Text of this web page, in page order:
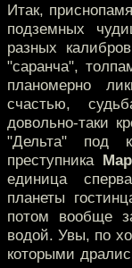
Итак,
подземных
разных
"саранча",
планомерно
счастью,
довольно-таки
"Дельта" под
преступника
единица
планеты
потом вообще
водой. Увы, по
которыми